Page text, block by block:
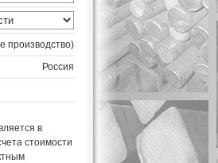
производство)
Россия
в
стоимости